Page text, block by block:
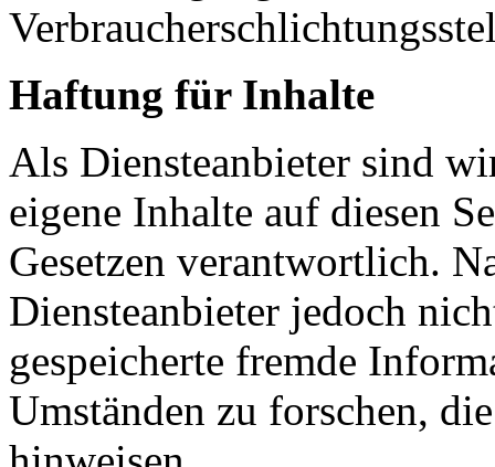
Haftung für Inhalte
Als Diensteanbieter sind
eigene Inhalte auf diesen
Gesetzen verantwortlich.
Diensteanbieter jedoch
gespeicherte fremde
Umständen zu forschen,